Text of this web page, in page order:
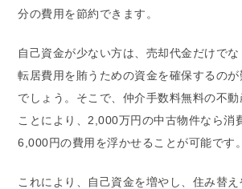
分の費用を節約できます。
自己資金が少ない方は、売却代金だけで
転居費用を賄うための資金を確保するのが
でしょう。そこで、仲介手数料無料の不
ことにより、2,000万円の中古物件なら消
6,000円の費用を浮かせることが可能です。
これにより、自己資金を増やし、住み替